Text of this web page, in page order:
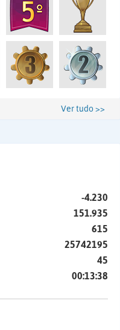
Ver tudo >>
-4.230
151.935
615
25742195
45
00:13:38